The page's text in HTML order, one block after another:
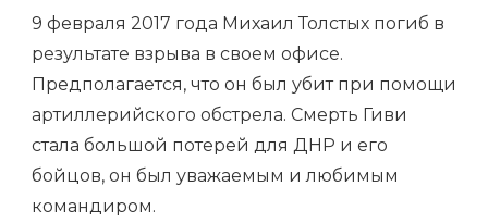
9 февраля 2017 года Михаил Толстых погиб в
результате взрыва в своем офисе.
Предполагается, что он был убит при помощи
артиллерийского обстрела. Смерть Гиви
стала большой потерей для ДНР и его
бойцов, он был уважаемым и любимым
командиром.